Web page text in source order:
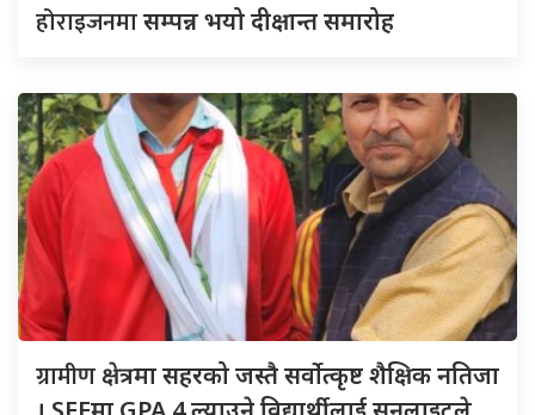
होराइजनमासम्पन्न भयो दीक्षान्त समारोह
ग्रामीण क्षेत्रमा सहरको जस्तै सर्वोत्कृष्ट शैक्षिक नतिजा